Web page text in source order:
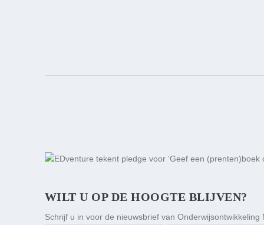
WILT U OP DE HOOGTE BLIJVEN?
Schrijf u in voor de nieuwsbrief van Onderwijsontwikkeling